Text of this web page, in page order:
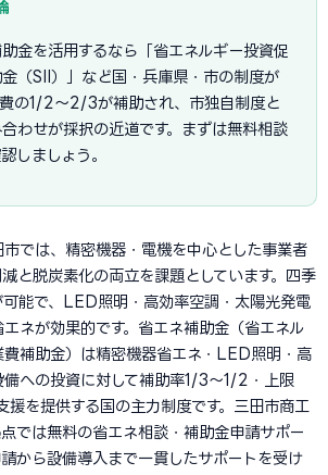
金を活用するなら「省エネルギー投資促
（SII）」など国・兵庫県・市の制度が
の1/2〜2/3が補助され、市独自制度と
わせが採択の近道です。まずは無料相談
しましょう。
では、精密機器・電機を中心とした事業者
と脱炭素化の両立を課題としています。四季
可能で、LED照明・高効率空調・太陽光発電
ネが効果的です。省エネ補助金（省エネル
費補助金）は精密機器省エネ・LED照明・高
への投資に対して補助率1/3〜1/2・上限
を提供する国の主力制度です。三田市商工
では無料の省エネ相談・補助金申請サポー
請から設備導入まで一貫したサポートを受け